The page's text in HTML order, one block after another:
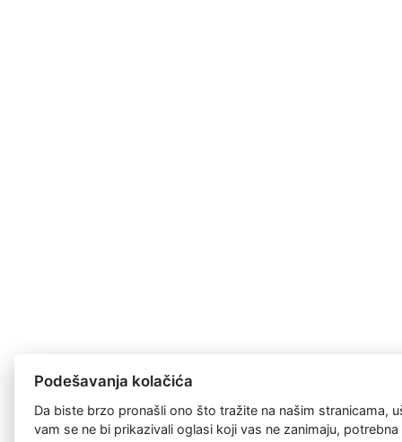
Podešavanja kolačića
Da biste brzo pronašli ono što tražite na našim stranicama,
vam se ne bi prikazivali oglasi koji vas ne zanimaju,